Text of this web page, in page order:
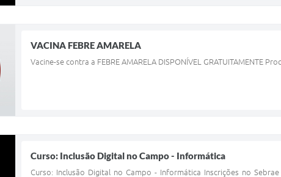
VACINA FEBRE AMARELA
Vacine-se contra a FEBRE AMARELA DISPONÍVEL GRATUITAMENTE
Curso: Inclusão Digital no Campo - Informática
Curso: Inclusão Digital no Campo - Informática Inscrições no